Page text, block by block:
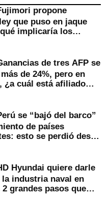
propone
que puso en jaque
implicaría los
de tres AFP se
de 24%, pero en
¿a cuál está afiliado
se “bajó del barco”
de países
esto se perdió desde
Hyundai quiere darle
industria naval en
2 grandes pasos que